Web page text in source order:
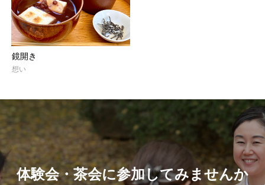
鏡開き
想い
体験会・茶会に参加してみませんか